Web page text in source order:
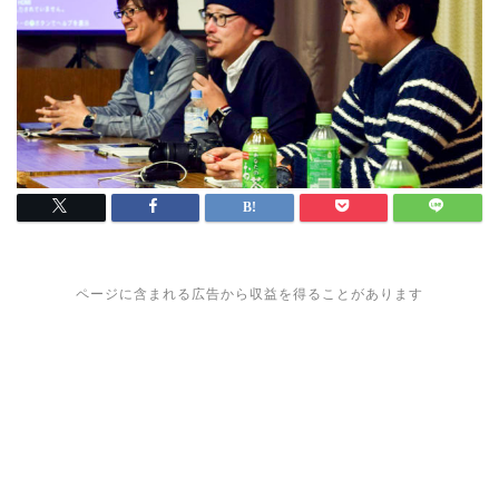
ページに含まれる広告から収益を得ることがあります